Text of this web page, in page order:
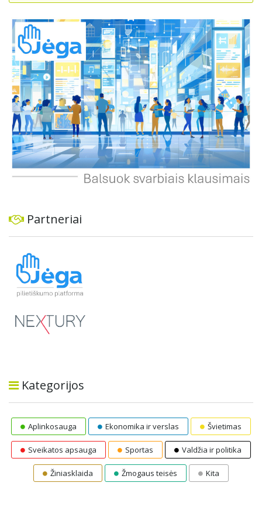
kad projektas buvo pradėtas neinformavus vietos
principų, o parko teritorija patiria negrįžtamą žalą.
Gyventojai pabrėžia, kad parkas yra kultūrinės ir
rekreacinės vertės vieta, todėl tokie pokyčiai kenkia
vietiniams gyventojams ir viešajam interesui. Jie siūlo
svarstyti alternatyvias vietas šunų aikštelei ir reikalauja
visapusiškai atkurti parko aplinką, jei sprendimas neįrengti
aikštelės bus priimtas.
Partneriai
Kategorijos
Aplinkosauga Ekonomika ir verslas Švietimas
Sveikatos apsauga Sportas Valdžia ir politika
Žiniasklaida Žmogaus teisės Kita